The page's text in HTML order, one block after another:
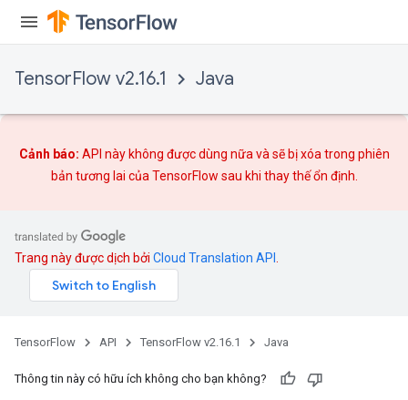
TensorFlow v2.16.1 Java
Cảnh báo: API này không được dùng nữa và sẽ bị xóa trong phiên
bản tương lai của TensorFlow sau khi thay thếổn định.
Trang này được dịch bởi Cloud Translation API
TensorFlow API TensorFlow v2.16.1 Java
Thông tin này có hữu ích không cho bạn không?